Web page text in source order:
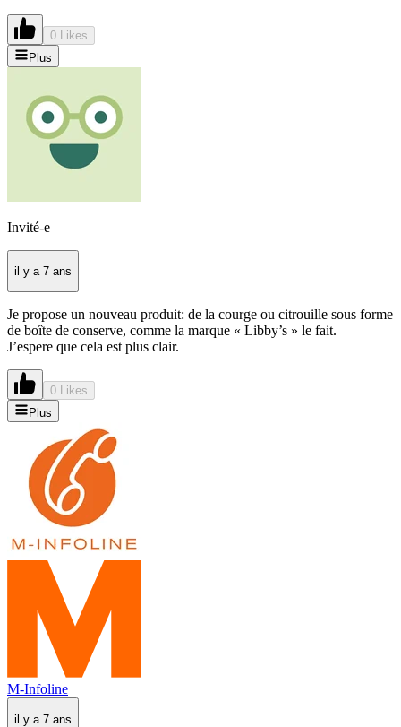
0 Likes
Plus
Invité-e
il y a 7 ans
Je propose un nouveau produit: de la courge ou citrouille sous forme
de boîte de conserve, comme la marque « Libby’s » le fait.
J’espere que cela est plus clair.
0 Likes
Plus
M-Infoline
il y a 7 ans